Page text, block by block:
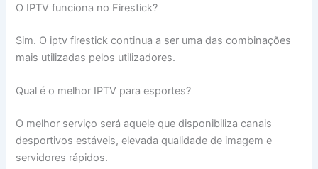
O IPTV funciona no Firestick?
Sim. O iptv firestick continua a ser uma das combinações
mais utilizadas pelos utilizadores.
Qual é o melhor IPTV para esportes?
O melhor serviço será aquele que disponibiliza canais
desportivos estáveis, elevada qualidade de imagem e
servidores rápidos.